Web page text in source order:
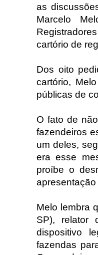
as
Marcelo
cartório de
Dos oito
cartório,
públicas de
O fato de
fazendeiros
um deles,
era esse
proíbe o
Melo lembra
SP), relator
dispositivo
fazendas